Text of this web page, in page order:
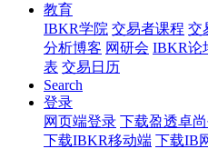
教育
IBKR学院 交易者课程 交
分析博客 网研会 IBKR论
表 交易日历
Search
登录
网页端登录 下载盈透卓
下载IBKR移动端 下载IB